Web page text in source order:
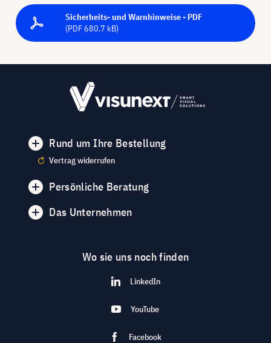
Sicherheits- und Warnhinweise - PDF
(PDF 680.7 kB)
Rund um Ihre Bestellung
Vertrag widerrufen
Persönliche Beratung
Das Unternehmen
Wo sie uns noch finden
LinkedIn
YouTube
Facebook